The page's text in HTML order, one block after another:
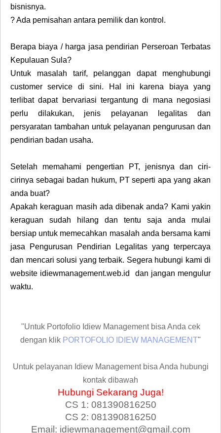
bisnisnya.
?Ada pemisahan antara pemilik dan kontrol.
Berapa biaya / harga jasa pendirian Perseroan Terbatas
Kepulauan Sula?
Untuk masalah tarif, pelanggan dapat menghubungi
customer service di sini. Hal ini karena biaya yang
terlibat dapat bervariasi tergantung di mana negosiasi
perlu dilakukan, jenis pelayanan legalitas dan
persyaratan tambahan untuk pelayanan pengurusan dan
pendirian badan usaha.
Setelah memahami pengertian PT, jenisnya dan ciri-
cirinya sebagai badan hukum, PT seperti apa yang akan
anda buat?
Apakah keraguan masih ada dibenak anda? Kami yakin
keraguan sudah hilang dan tentu saja anda mulai
bersiap untuk memecahkan masalah anda bersama kami
jasa Pengurusan Pendirian Legalitas yang terpercaya
dan mencari solusi yang terbaik. Segera hubungi kami di
website idiewmanagement.web.id dan jangan mengulur
waktu.
"Untuk Portofolio Idiew Management bisa Anda cek
dengan klik PORTOFOLIO IDIEW MANAGEMENT"
Untuk pelayanan Idiew Management bisa Anda hubungi
kontak dibawah
Hubungi Sekarang Juga!
CS 1: 081390816250
CS 2: 081390816250
Email: idiewmanagement@gmail.com